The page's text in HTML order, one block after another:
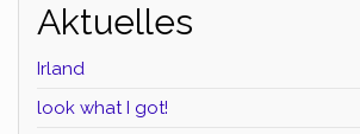
Aktuelles
Irland
look what I got!